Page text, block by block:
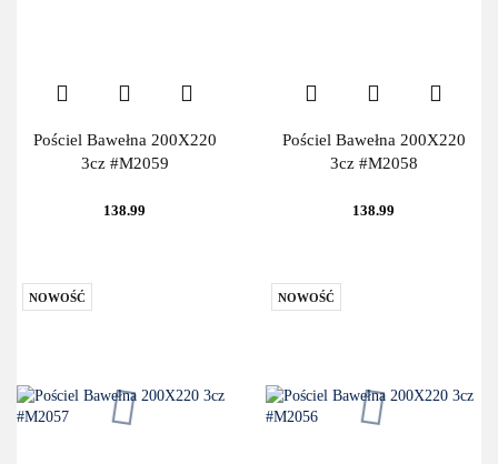
Pościel Bawełna 200X220
3cz #M2059
138.99
Pościel Bawełna 200X220
3cz #M2058
138.99
NOWOŚĆ NOWOŚĆ